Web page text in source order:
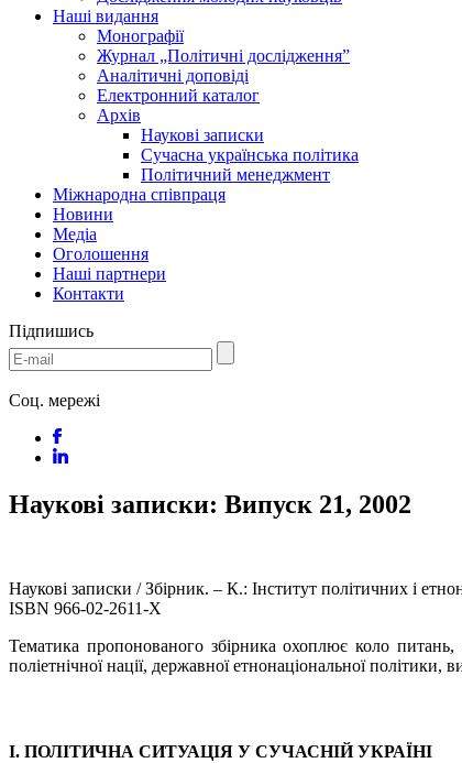
Наші видання
Монографії
Журнал „Політичні дослідження”
Аналітичні доповіді
Електронний каталог
Архів
Наукові записки
Сучасна українська політика
Політичний менеджмент
Міжнародна співпраця
Новини
Медіa
Оголошення
Наші партнери
Контакти
Підпишись
Соц. мережі
Наукові записки: Випуск 21, 2002
Наукові записки / Збірник. – К.: Інститут політичних і
ISBN 966-02-2611-Х
Тематика пропонованого збірника охоплює коло питань,
поліетнічної нації, державної етнонаціональної
І. ПОЛІТИЧНА СИТУАЦІЯ У СУЧАСНІЙ УКРАЇНІ